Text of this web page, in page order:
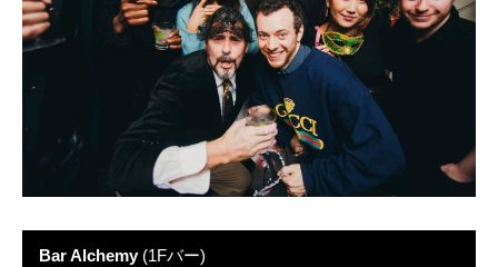
Bar Alchemy(1Fバー)